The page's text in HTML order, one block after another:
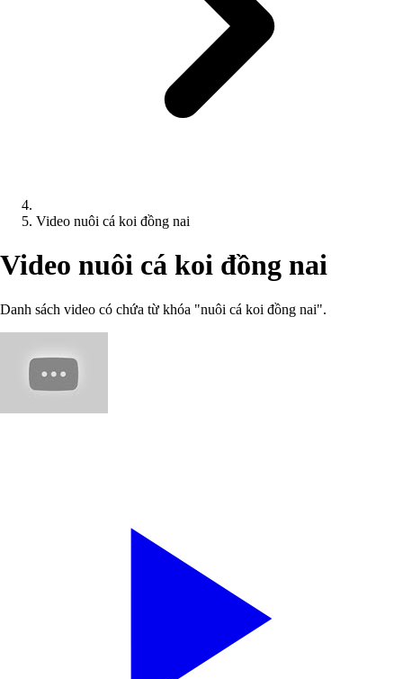
Video nuôi cá koi đồng nai
Video nuôi cá koi đồng nai
Danh sách video có chứa từ khóa "nuôi cá koi đồng nai".